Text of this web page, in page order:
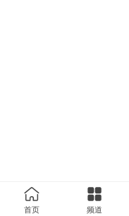
首页 频道